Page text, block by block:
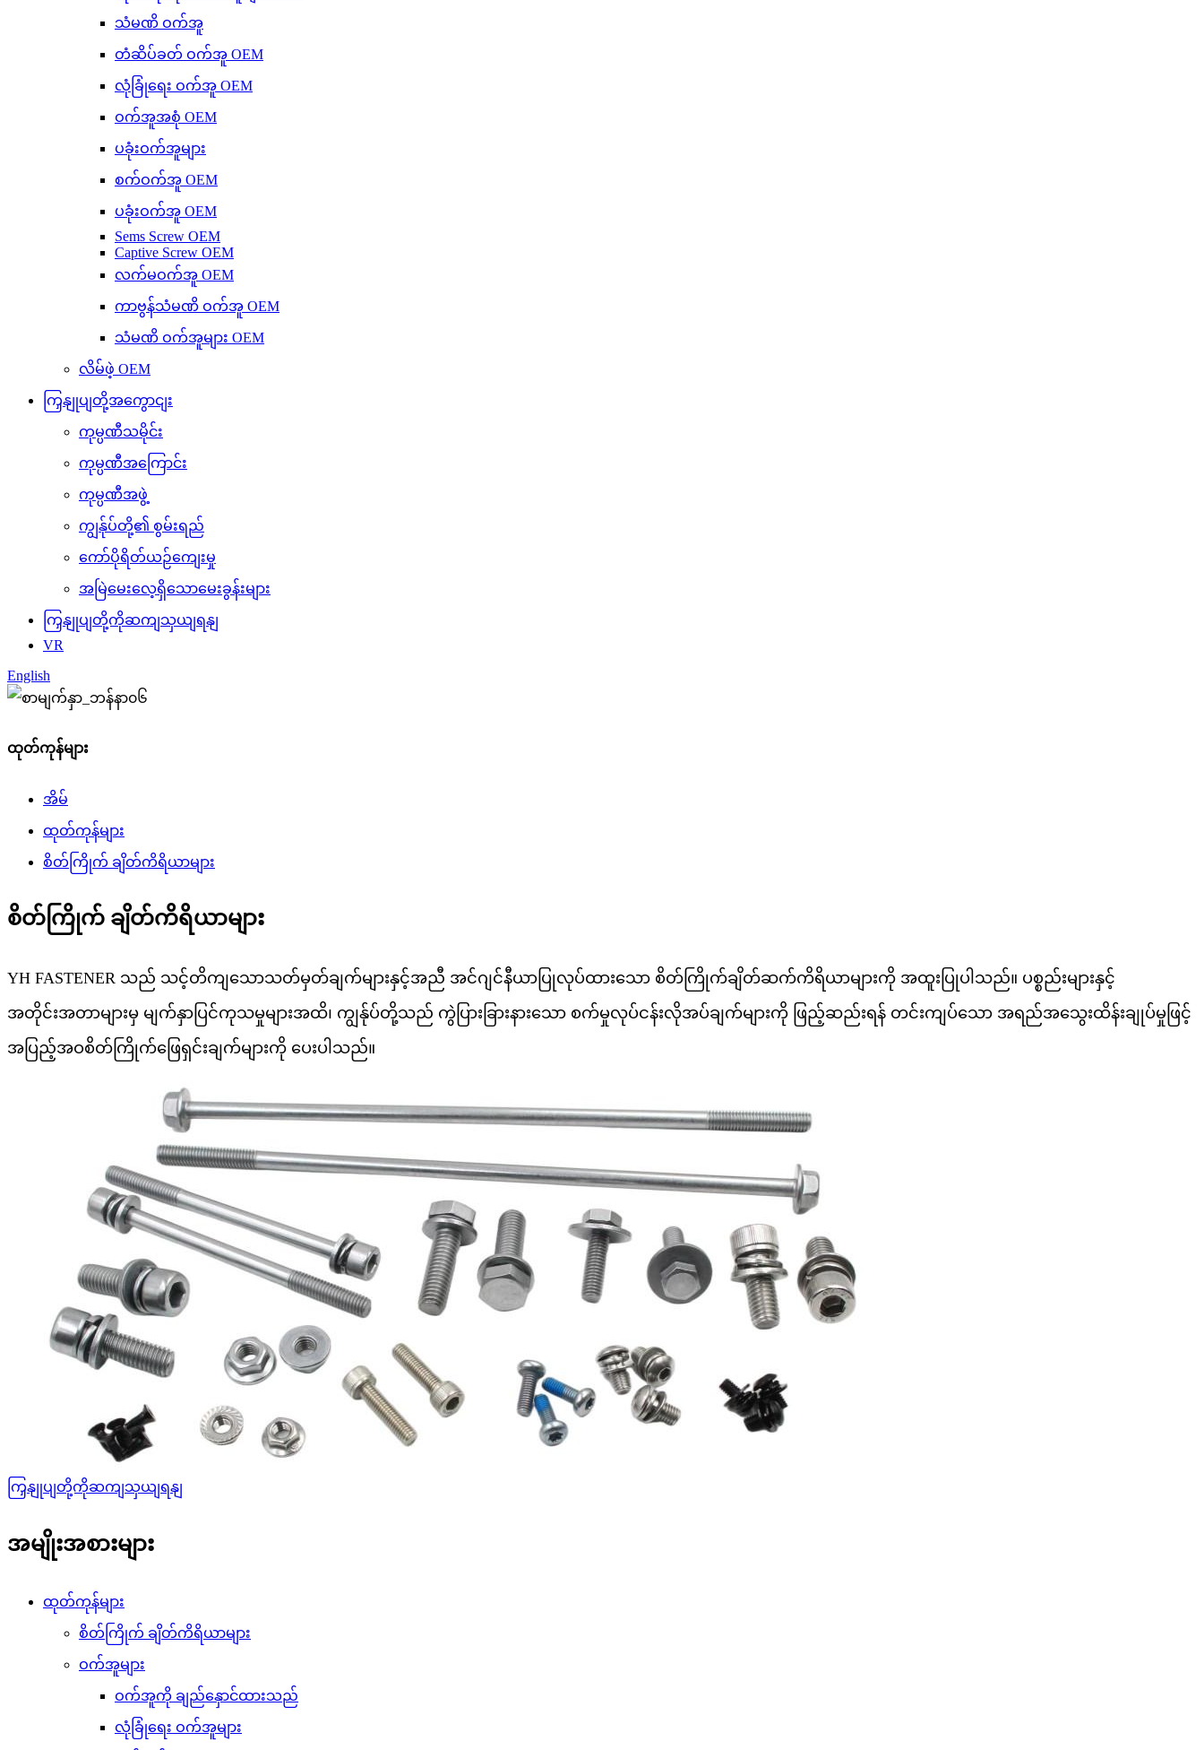
သံမဏိ ဝက်အူ
တံဆိပ်ခတ် ဝက်အူ OEM
လုံခြုံရေး ဝက်အူ OEM
ဝက်အူအစုံ OEM
ပခုံးဝက်အူများ
စက်ဝက်အူ OEM
ပခုံးဝက်အူ OEM
Sems Screw OEM
Captive Screw OEM
လက်မဝက်အူ OEM
ကာဗွန်သံမဏိ ဝက်အူ OEM
သံမဏိ ဝက်အူများ OEM
လိမ်ဖဲ့ OEM
ကြှနျုပျတို့အကွောငျး
ကုမ္ပဏီသမိုင်း
ကုမ္ပဏီအကြောင်း
ကုမ္ပဏီအဖွဲ့
ကျွန်ုပ်တို့၏ စွမ်းရည်
ကော်ပိုရိတ်ယဉ်ကျေးမှု
အမြဲမေးလေ့ရှိသောမေးခွန်းများ
ကြှနျုပျတို့ကိုဆကျသှယျရနျ
VR
English
ထုတ်ကုန်များ
အိမ်
ထုတ်ကုန်များ
စိတ်ကြိုက် ချိတ်ကိရိယာများ
စိတ်ကြိုက် ချိတ်ကိရိယာများ
YH FASTENER သည် သင့်တိကျသောသတ်မှတ်ချက်များနှင့်အညီ အင်ဂျင်နီယာပြုလုပ်ထားသော စိတ်ကြိုက်ချိတ်ဆက်ကိရိယာများကို အထူးပြုပါသည်။ ပစ္စည်းများနှင့်
အတိုင်းအတာများမှ မျက်နှာပြင်ကုသမှုများအထိ၊ ကျွန်ုပ်တို့သည် ကွဲပြားခြားနားသော စက်မှုလုပ်ငန်းလိုအပ်ချက်များကို ဖြည့်ဆည်းရန် တင်းကျပ်သော အရည်အသွေးထိန်းချုပ်မှုဖြင့်
အပြည့်အဝစိတ်ကြိုက်ဖြေရှင်းချက်များကို ပေးပါသည်။
ကြှနျုပျတို့ကိုဆကျသှယျရနျ
အမျိုးအစားများ
ထုတ်ကုန်များ
စိတ်ကြိုက် ချိတ်ကိရိယာများ
ဝက်အူများ
ဝက်အူကို ချည်နှောင်ထားသည်
လုံခြုံရေး ဝက်အူများ